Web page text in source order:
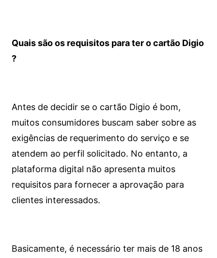
Quais são os requisitos para ter o cartão Digio
?
Antes de decidir se o cartão Digio é bom,
muitos consumidores buscam saber sobre as
exigências de requerimento do serviço e se
atendem ao perfil solicitado. No entanto, a
plataforma digital não apresenta muitos
requisitos para fornecer a aprovação para
clientes interessados.
Basicamente, é necessário ter mais de 18 anos